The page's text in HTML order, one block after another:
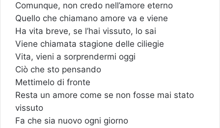
Comunque, non credo nell’amore eterno
Quello che chiamano amore va e viene
Ha vita breve, se l’hai vissuto, lo sai
Viene chiamata stagione delle ciliegie
Vita, vieni a sorprendermi oggi
Ciò che sto pensando
Mettimelo di fronte
Resta un amore come se non fosse mai stato
vissuto
Fa che sia nuovo ogni giorno